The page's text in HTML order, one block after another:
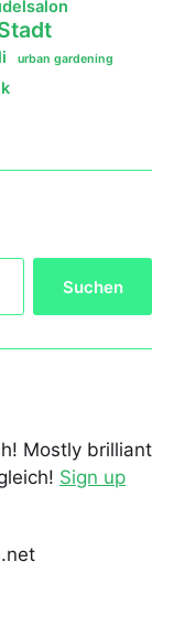
urban gardening
Mostly brilliant
Sign up